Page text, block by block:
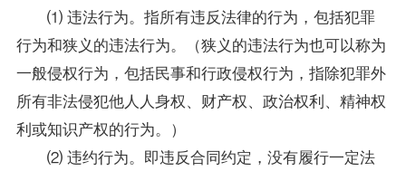
⑴ 违法行为。指所有违反法律的行为，包括犯罪
行为和狭义的违法行为。（狭义的违法行为也可以称为
一般侵权行为，包括民事和行政侵权行为，指除犯罪外
所有非法侵犯他人人身权、财产权、政治权利、精神权
利或知识产权的行为。）
⑵ 违约行为。即违反合同约定，没有履行一定法